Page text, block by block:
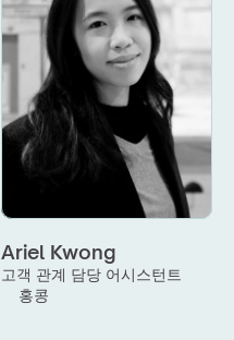
Ariel Kwong
고객 관계 담당 어시스턴트
홍콩